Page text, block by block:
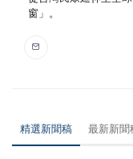
窗」。
精選新聞稿 最新新聞